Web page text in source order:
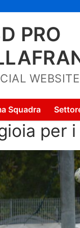
PRO
WEBSITE
Squadra
per i